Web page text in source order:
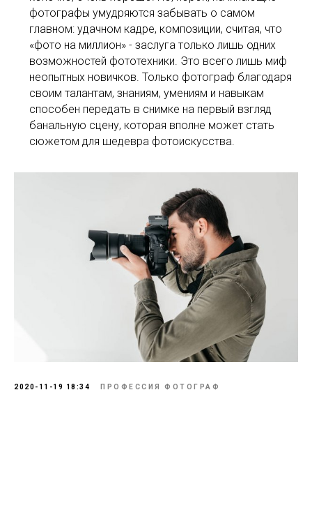
фотографы умудряются забывать о самом
главном: удачном кадре, композиции, считая, что
«фото на миллион» - заслуга только лишь одних
возможностей фототехники. Это всего лишь миф
неопытных новичков. Только фотограф благодаря
своим талантам, знаниям, умениям и навыкам
способен передать в снимке на первый взгляд
банальную сцену, которая вполне может стать
сюжетом для шедевра фотоискусства.
2020-11-19 18:34 ПРОФЕССИЯ ФОТОГРАФ